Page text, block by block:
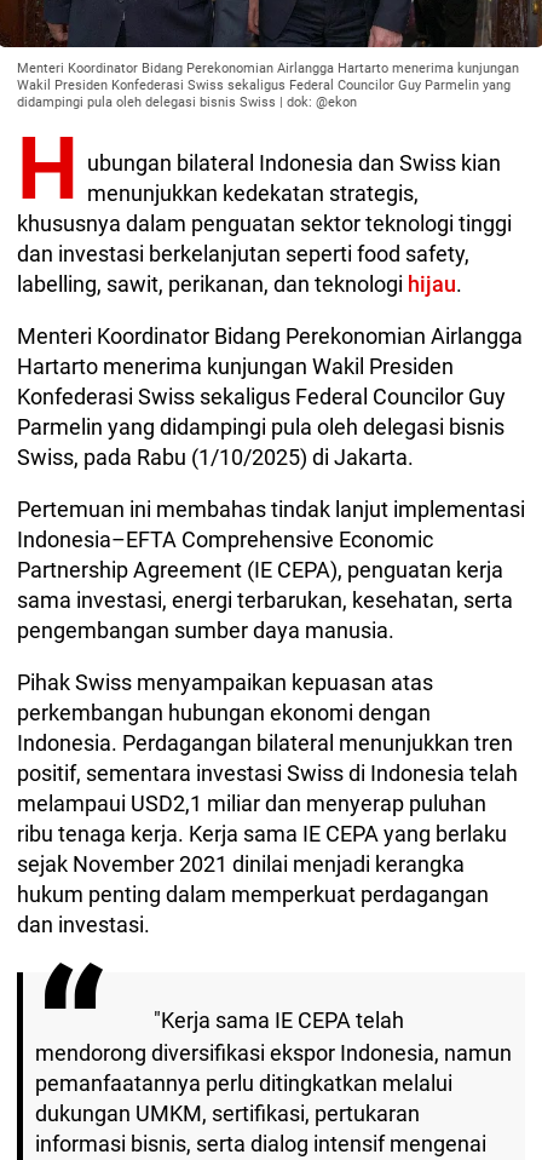
Menteri Koordinator Bidang Perekonomian Airlangga Hartarto menerima kunjungan
Wakil Presiden Konfederasi Swiss sekaligus Federal Councilor Guy Parmelin yang
didampingi pula oleh delegasi bisnis Swiss | dok: @ekon
H ubungan bilateral Indonesia dan Swiss kian
menunjukkan kedekatan strategis,
khususnya dalam penguatan sektor teknologi tinggi
dan investasi berkelanjutan seperti food safety,
labelling, sawit, perikanan, dan teknologi hijau.
Menteri Koordinator Bidang Perekonomian Airlangga
Hartarto menerima kunjungan Wakil Presiden
Konfederasi Swiss sekaligus Federal Councilor Guy
Parmelin yang didampingi pula oleh delegasi bisnis
Swiss, pada Rabu (1/10/2025) di Jakarta.
Pertemuan ini membahas tindak lanjut implementasi
Indonesia–EFTA Comprehensive Economic
Partnership Agreement (IE CEPA), penguatan kerja
sama investasi, energi terbarukan, kesehatan, serta
pengembangan sumber daya manusia.
Pihak Swiss menyampaikan kepuasan atas
perkembangan hubungan ekonomi dengan
Indonesia. Perdagangan bilateral menunjukkan tren
positif, sementara investasi Swiss di Indonesia telah
melampaui USD2,1 miliar dan menyerap puluhan
ribu tenaga kerja. Kerja sama IE CEPA yang berlaku
sejak November 2021 dinilai menjadi kerangka
hukum penting dalam memperkuat perdagangan
dan investasi.
"Kerja sama IE CEPA telah
mendorong diversifikasi ekspor Indonesia, namun
pemanfaatannya perlu ditingkatkan melalui
dukungan UMKM, sertifikasi, pertukaran
informasi bisnis, serta dialog intensif mengenai